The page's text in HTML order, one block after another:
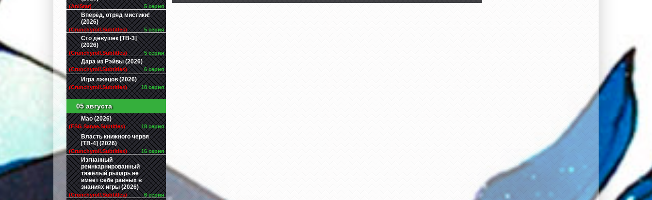
(AniStar) 5 серия
Вперёд, отряд мистики!
(2026)
(Crunchyroll.Subtitles) 5 серия
Сто девушек [ТВ-3]
(2026)
(Crunchyroll.Subtitles) 5 серия
Дара из Рэйвы (2026)
(Crunchyroll.Subtitles) 6 серия
Игра лжецов (2026)
(Crunchyroll.Subtitles) 18 серия
05 августа
Мао (2026)
(FSG Sanae.Subtitles) 18 серия
Власть книжного червя
[ТВ-4] (2026)
(Crunchyroll.Subtitles) 16 серия
Изгнанный
реинкарнированный
тяжёлый рыцарь не
имеет себе равных в
знаниях игры (2026)
(Crunchyroll.Subtitles) 6 серия